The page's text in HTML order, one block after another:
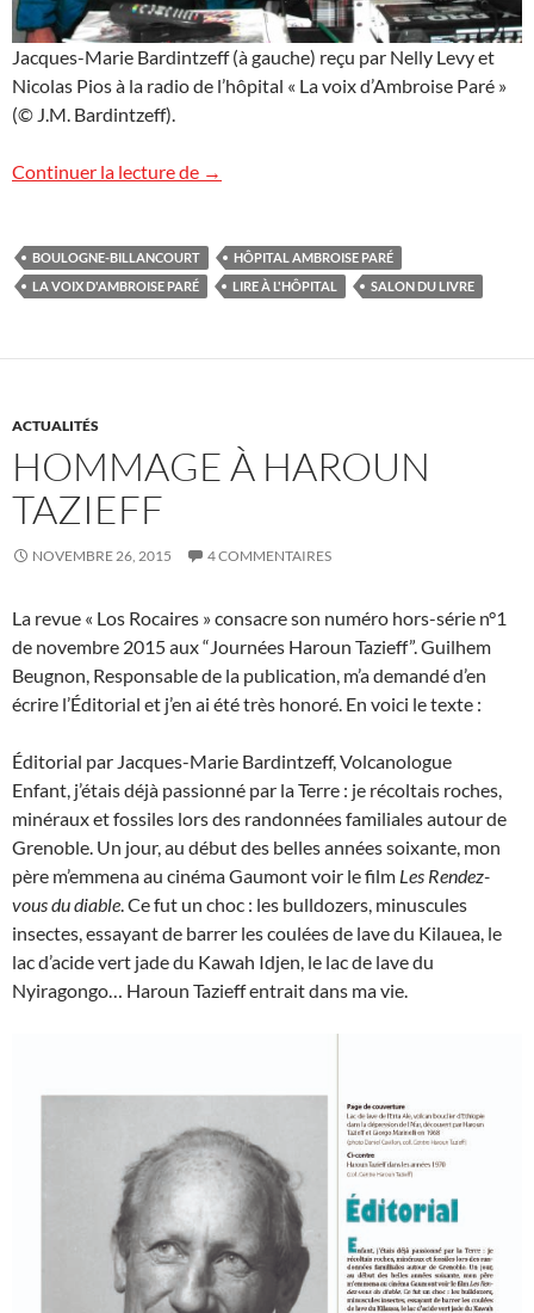
Jacques-Marie Bardintzeff (à gauche) reçu par Nelly Levy et
Nicolas Pios à la radio de l’hôpital « La voix d’Ambroise Paré »
(© J.M. Bardintzeff).
Continuer la lecture de Lire à l’hôpital
→
BOULOGNE-BILLANCOURT
HÔPITAL AMBROISE PARÉ
LA VOIX D'AMBROISE PARÉ
LIRE À L'HÔPITAL SALON DU LIVRE
ACTUALITÉS
HOMMAGE À HAROUN
TAZIEFF
NOVEMBRE 26, 2015 4 COMMENTAIRES
La revue « Los Rocaires » consacre son numéro hors-série n°1
de novembre 2015 aux “Journées Haroun Tazieff”. Guilhem
Beugnon, Responsable de la publication, m’a demandé d’en
écrire l’Éditorial et j’en ai été très honoré. En voici le texte :
Éditorial par Jacques-Marie Bardintzeff, Volcanologue
Enfant, j’étais déjà passionné par la Terre : je récoltais roches,
minéraux et fossiles lors des randonnées familiales autour de
Grenoble. Un jour, au début des belles années soixante, mon
père m’emmena au cinéma Gaumont voir le film Les Rendez-
vous du diable. Ce fut un choc : les bulldozers, minuscules
insectes, essayant de barrer les coulées de lave du Kilauea, le
lac d’acide vert jade du Kawah Idjen, le lac de lave du
Nyiragongo… Haroun Tazieff entrait dans ma vie.